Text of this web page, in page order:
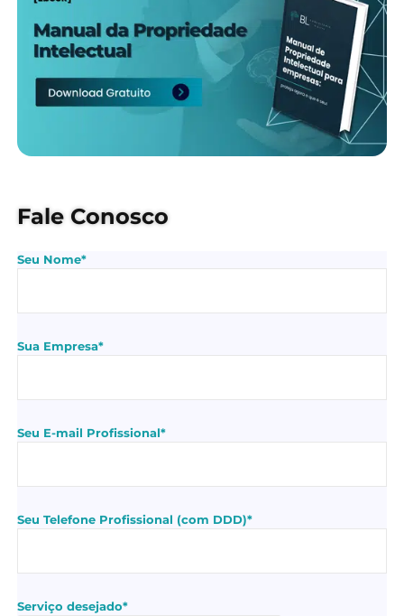
Fale Conosco
Seu Nome*
Sua Empresa*
Seu E-mail Profissional*
Seu Telefone Profissional (com DDD)*
Serviço desejado*